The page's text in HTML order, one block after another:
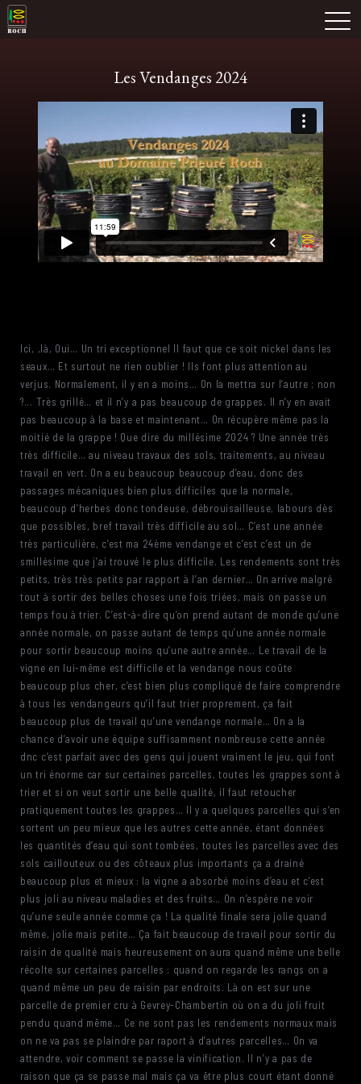
Skip
to
Domaine Prieuré Roch
Les Vendanges 2024
Ici, ,là, Oui… Un tri exceptionnel Il faut que ce soit nickel dans les
seaux… Et surtout ne rien oublier ! Ils font plus attention au
verjus. Normalement, il y en a moins… On la mettra sur l’autre ; non
?... Très grillé… et il n’y a pas beaucoup de grappes. Il n’y en avait
pas beaucoup à la base et maintenant… On récupère même pas la
moitié de la grappe ! Que dire du millésime 2024 ? Une année très
très difficile… au niveau travaux des sols, traitements, au niveau
travail en vert. On a eu beaucoup beaucoup d’eau, donc des
passages mécaniques bien plus difficiles que la normale,
beaucoup d’herbes donc tondeuse, débrouisailleuse, labours dès
que possibles, bref travail très difficile au sol… C’est une année
très particulière, c’est ma 24ème vendange et c’est c’est un de
smillésime que j’ai trouvé le plus difficile. Les rendements sont très
petits, très très petits par rapport à l’an dernier… On arrive malgré
tout à sortir des belles choses une fois triées, mais on passe un
temps fou à trier. C’est-à-dire qu’on prend autant de monde qu’une
année normale, on passe autant de temps qu’une année normale
pour sortir beaucoup moins qu’une autre année… Le travail de la
vigne en lui-même est difficile et la vendange nous coûte
beaucoup plus cher, c’est bien plus compliqué de faire comprendre
à tous les vendangeurs qu’il faut trier proprement, ça fait
beaucoup plus de travail qu’une vendange normale… On a la
chance d’avoir une équipe suffisamment nombreuse cette année
dnc c’est parfait avec des gens qui jouent vraiment le jeu, qui font
un tri énorme car sur certaines parcelles, toutes les grappes sont à
trier et si on veut sortir une belle qualité, il faut retoucher
pratiquement toutes les grappes… Il y a quelques parcelles qui s’en
sortent un peu mieux que les autres cette année, étant données
les quantités d’eau qui sont tombées, toutes les parcelles avec des
sols caillouteux ou des côteaux plus importants ça a drainé
beaucoup plus et mieux : la vigne a absorbé moins d’eau et c’est
plus joli au niveau maladies et des fruits… On n’espère ne voir
qu’une seule année comme ça ! La qualité finale sera jolie quand
même, jolie mais petite… Ça fait beaucoup de travail pour sortir du
raisin de qualité mais heureusement on aura quand même une belle
récolte sur certaines parcelles : quand on regarde les rangs on a
quand même un peu de raisin par endroits. Là on est sur une
parcelle de premier cru à Gevrey-Chambertin où on a du joli fruit
pendu quand même… Ce ne sont pas les rendements normaux mais
on ne va pas se plaindre par raport à d’autres parcelles… On va
attendre, voir comment se passe la vinification. Il n’y a pas de
raison que ça se passe mal mais ça va être plus court étant donné